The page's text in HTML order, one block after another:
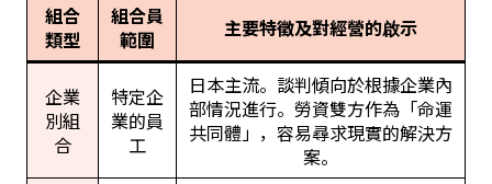
組合
類型
組合員
範圍
主要特徵及對經營的啟示
企業
別組
合
特定企
業的員
工
日本主流。談判傾向於根據企業內
部情況進行。勞資雙方作為「命運
共同體」，容易尋求現實的解決方
案。